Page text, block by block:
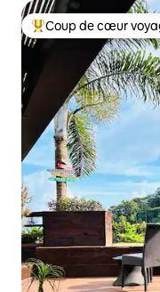
Coups de cœur
Coup de cœur